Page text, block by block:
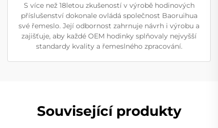
S více než 18letou zkušeností v výrobě hodinových
příslušenství dokonale ovládá společnost Baoruihua
své řemeslo. Její odbornost zahrnuje návrh i výrobu a
zajišťuje, aby každé OEM hodinky splňovaly nejvyšší
standardy kvality a řemeslného zpracování.
Související produkty